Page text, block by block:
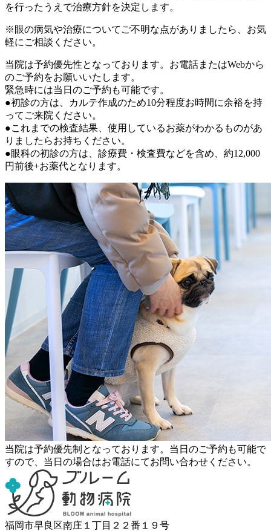
を行ったうえで治療方針を決定します。
※眼の病気や治療についてご不明な点がありましたら、お気
軽にご相談ください。
当院は予約優先性となっております。お電話またはWebから
のご予約をお願いいたします。
緊急時には当日のご予約も可能です。
●初診の方は、カルテ作成のため10分程度お時間に余裕を持
ってご来院ください。
●これまでの検査結果、使用しているお薬がわかるものがあ
りましたらお持ちください。
●眼科の初診の方は、診療費・検査費などを含め、約12,000
円前後+お薬代となります。
当院は予約優先制となっております。当日のご予約も可能で
すので、 当日の場合はお電話にてお問い合わせください。
福岡市早良区南庄１丁目２２番１９号